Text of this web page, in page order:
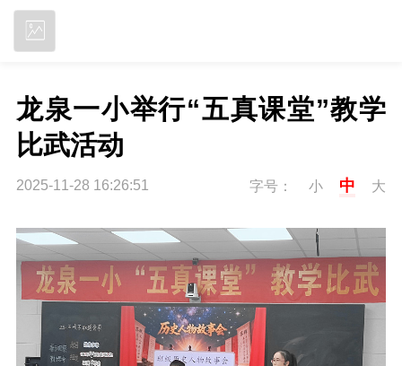
龙泉一小举行“五真课堂”教学
比武活动
2025-11-28 16:26:51 字号： 小 中 大